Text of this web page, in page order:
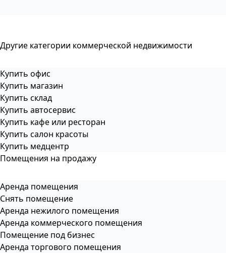
Другие категории коммерческой недвижимости
Купить офис
Купить магазин
Купить склад
Купить автосервис
Купить кафе или ресторан
Купить салон красоты
Купить медцентр
Помещения на продажу
Аренда помещения
Снять помещение
Аренда нежилого помещения
Аренда коммерческого помещения
Помещение под бизнес
Аренда торгового помещения